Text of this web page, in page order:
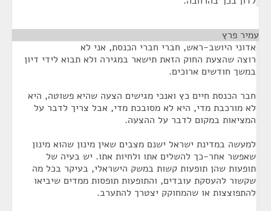
עמיר פרץ
אדוני היושב-ראש, חברי חברי הכנסת, אני לא
רוצה שהצעת החוק הזאת תישאר במגירה ולא תבוא לידי דיון
במשך חודשים ארוכים.
חבר הכנסת חיים כץ ואנכי מגישים הצעה שהיא פשוטה, היא
לא מורכבת מדי, היא לא מסובכת מדי, אבל צריך לדבר על
המציאות במקום לדבר על ההצעה.
למעשה במדינת ישראל ישנם מצבים שאין מינון שהוא מינון
שאפשר אחר-כך להשלים אתו ולחיות אתו. יש בעיה של
תופעות שהן תופעות קשות במשק הישראלי, בעיקר בכל מה
שקשור להעסקת עובדים, והתופעות תופסות ממדים שיביאו
להתפוצצות או שהמחוקק יצטרך להתערב.